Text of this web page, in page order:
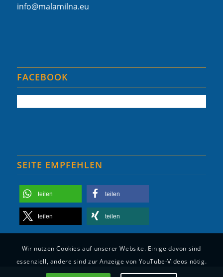
info@malamilna.eu
FACEBOOK
SEITE EMPFEHLEN
teilen teilen
teilen teilen
Wir nutzen Cookies auf unserer Website. Einige davon sind
essenziell, andere sind zur Anzeige von YouTube-Videos nötig.